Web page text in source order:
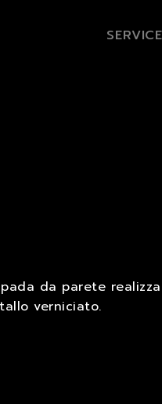
da parete
verniciato.